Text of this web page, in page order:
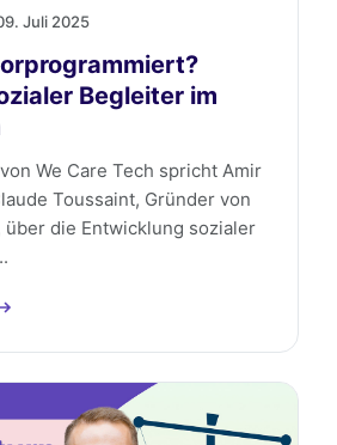
Juli 2025
Begleiter im
We Care Tech spricht Amir
Toussaint, Gründer von
über die Entwicklung sozialer